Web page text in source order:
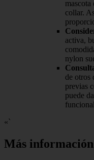
mascota
collar.
activa,
nylon
de otros
previas
puede
«`
Más información